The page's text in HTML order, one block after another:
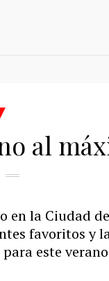
al
en la Ciudad
favoritos y
este